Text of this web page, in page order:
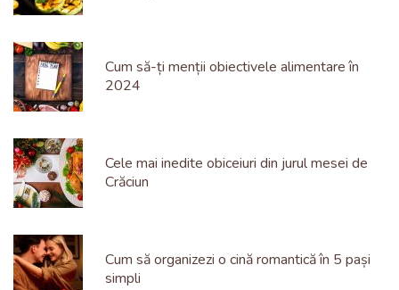
Cum să​​​​-ți menții obiectivele alimentare în
2024
Cele mai inedite obiceiuri din jurul mesei de
Crăciun
Cum să organizezi o cină romantică în 5 pași
simpli